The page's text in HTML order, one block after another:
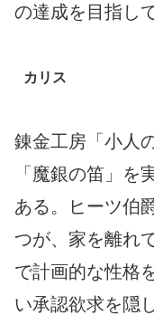
の達成を目指し
カリス
錬金工房「小人
「魔銀の笛」を
ある。ヒーツ伯
つが、家を離れ
で計画的な性格
い承認欲求を隠